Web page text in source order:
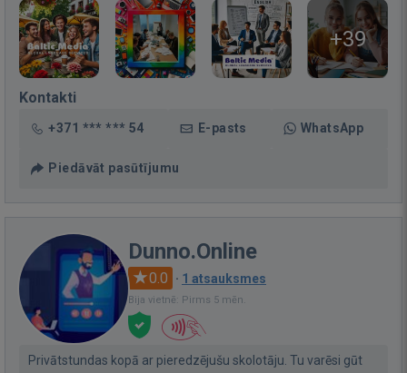
+39
Kontakti
+371 *** *** 54 E-pasts WhatsApp
Piedāvāt pasūtījumu
Dunno.Online
0.0 · 1 atsauksmes
Bija vietnē: Pirms 5 mēn.
Privātstundas kopā ar pieredzējušu skolotāju. Tu varēsi gūt